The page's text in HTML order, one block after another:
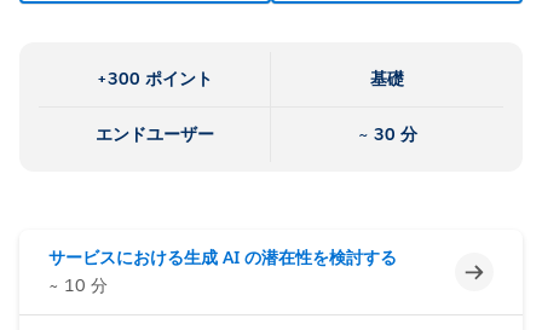
+300 ポイント 基礎
エンドユーザー ~ 30 分
サービスにおける生成 AI の潜在性を検討する
~ 10 分
未完了